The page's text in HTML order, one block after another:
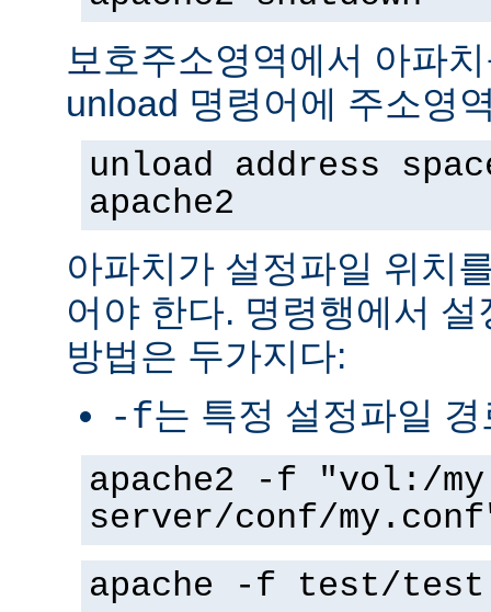
보호주소영역에서 아파
unload 명령어에 주소영
unload address
apache2
아파치가 설정파일 위치
어야 한다. 명령행에서
방법은 두가지다:
-f는 특정 설정파일
apache2 -f "vol:/my
server/conf/
apache -f test/